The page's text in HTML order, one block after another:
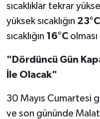
sıcaklıklar tekrar
yüksek sıcaklığın 23°C
sıcaklığın 16°C
"Dördüncü Gün
İle Olacak"
30 Mayıs Cumartesi
ve son gününde